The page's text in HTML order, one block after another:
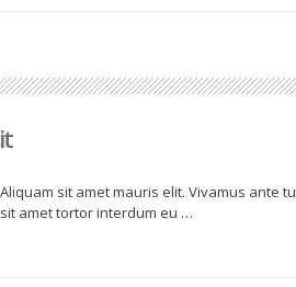
sit amet mauris elit. Vivamus ante
amet tortor interdum eu …